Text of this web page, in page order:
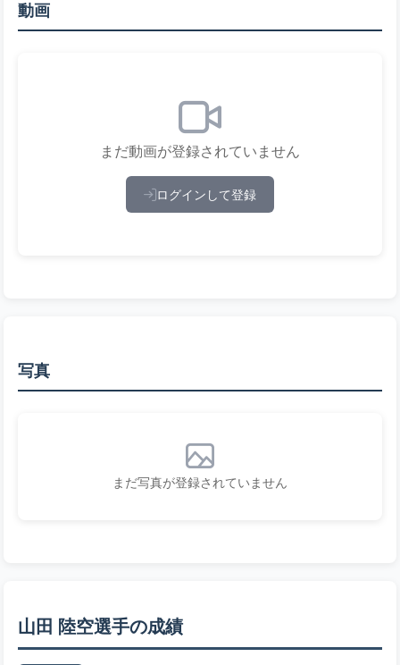
動画
まだ動画が登録されていません
ログインして登録
写真
まだ写真が登録されていません
山田 陸空選手の成績